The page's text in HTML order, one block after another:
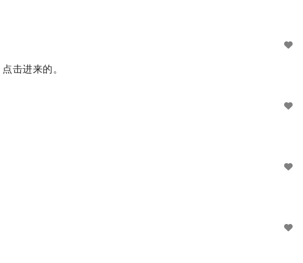
击进来的。